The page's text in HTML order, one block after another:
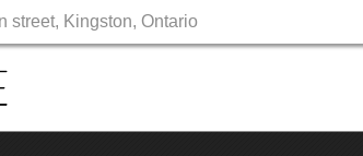
street, Kingston, Ontario
Skip